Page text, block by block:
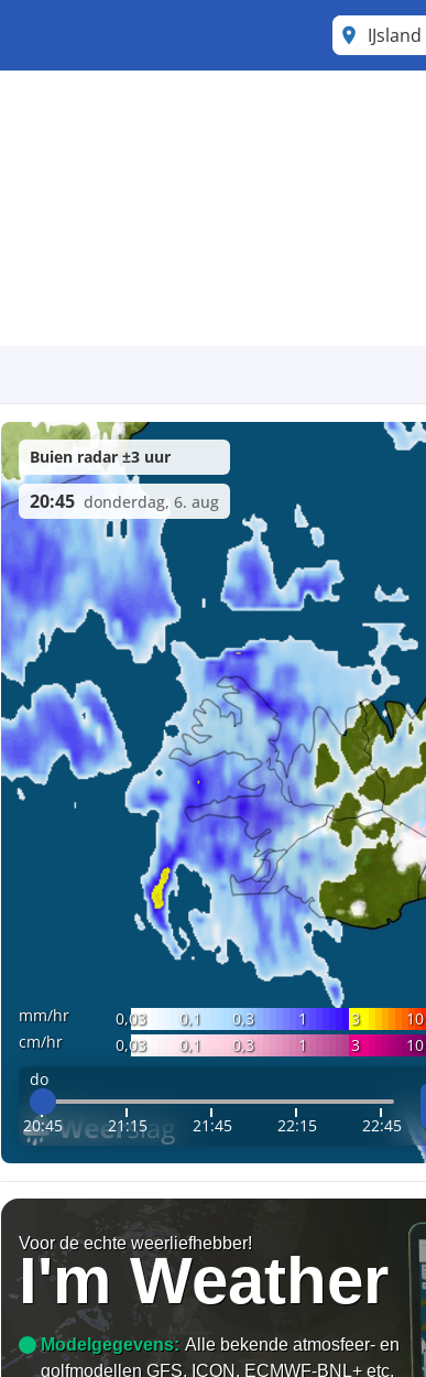
IJsland
mm/hr 0,03 0,1 0,3 1 3 10
cm/hr
0,03 0,1 0,3 1 3 10
do
20:45 21:15 21:45 22:15 22:45
Buien radar ±3 uur
20:45 donderdag, 6. aug
Voor de echte weerliefhebber!
I'm Weather
Modelgegevens: Alle bekende atmosfeer- en
golfmodellen GFS, ICON, ECMWF-BNL+ etc.